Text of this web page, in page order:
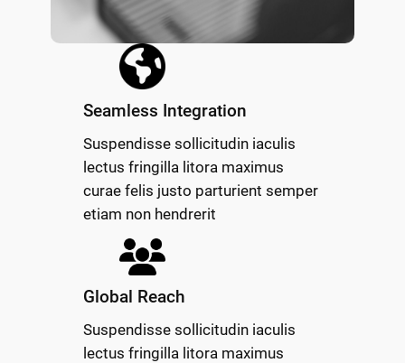
Seamless Integration
Suspendisse sollicitudin iaculis
lectus fringilla litora maximus
curae felis justo parturient semper
etiam non hendrerit
Global Reach
Suspendisse sollicitudin iaculis
lectus fringilla litora maximus